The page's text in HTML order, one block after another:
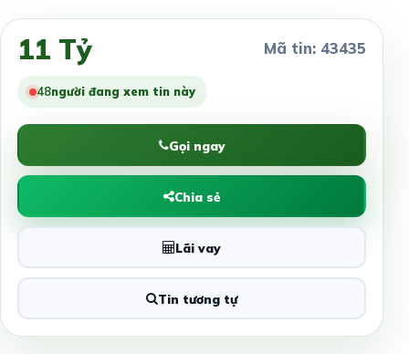
11 Tỷ Mã tin: 43435
48người đang xem tin này
Gọi ngay
Chia sẻ
Lãi vay
Tin tương tự